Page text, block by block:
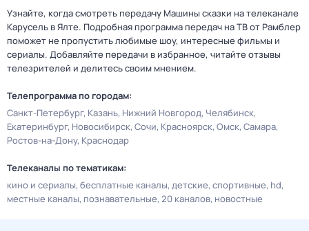
Узнайте, когда смотреть передачу Машины сказки на телеканале
Карусель в Ялте. Подробная программа передач на ТВ от Рамблер
поможет не пропустить любимые шоу, интересные фильмы и
сериалы. Добавляйте передачи в избранное, читайте отзывы
телезрителей и делитесь своим мнением.
Телепрограмма по городам:
Санкт-Петербург Казань Нижний Новгород Челябинск
Екатеринбург Новосибирск Сочи Красноярск Омск Самара
Ростов-на-Дону Краснодар
Телеканалы по тематикам:
кино и сериалы бесплатные каналы детские спортивные hd
местные каналы познавательные 20 каналов новостные